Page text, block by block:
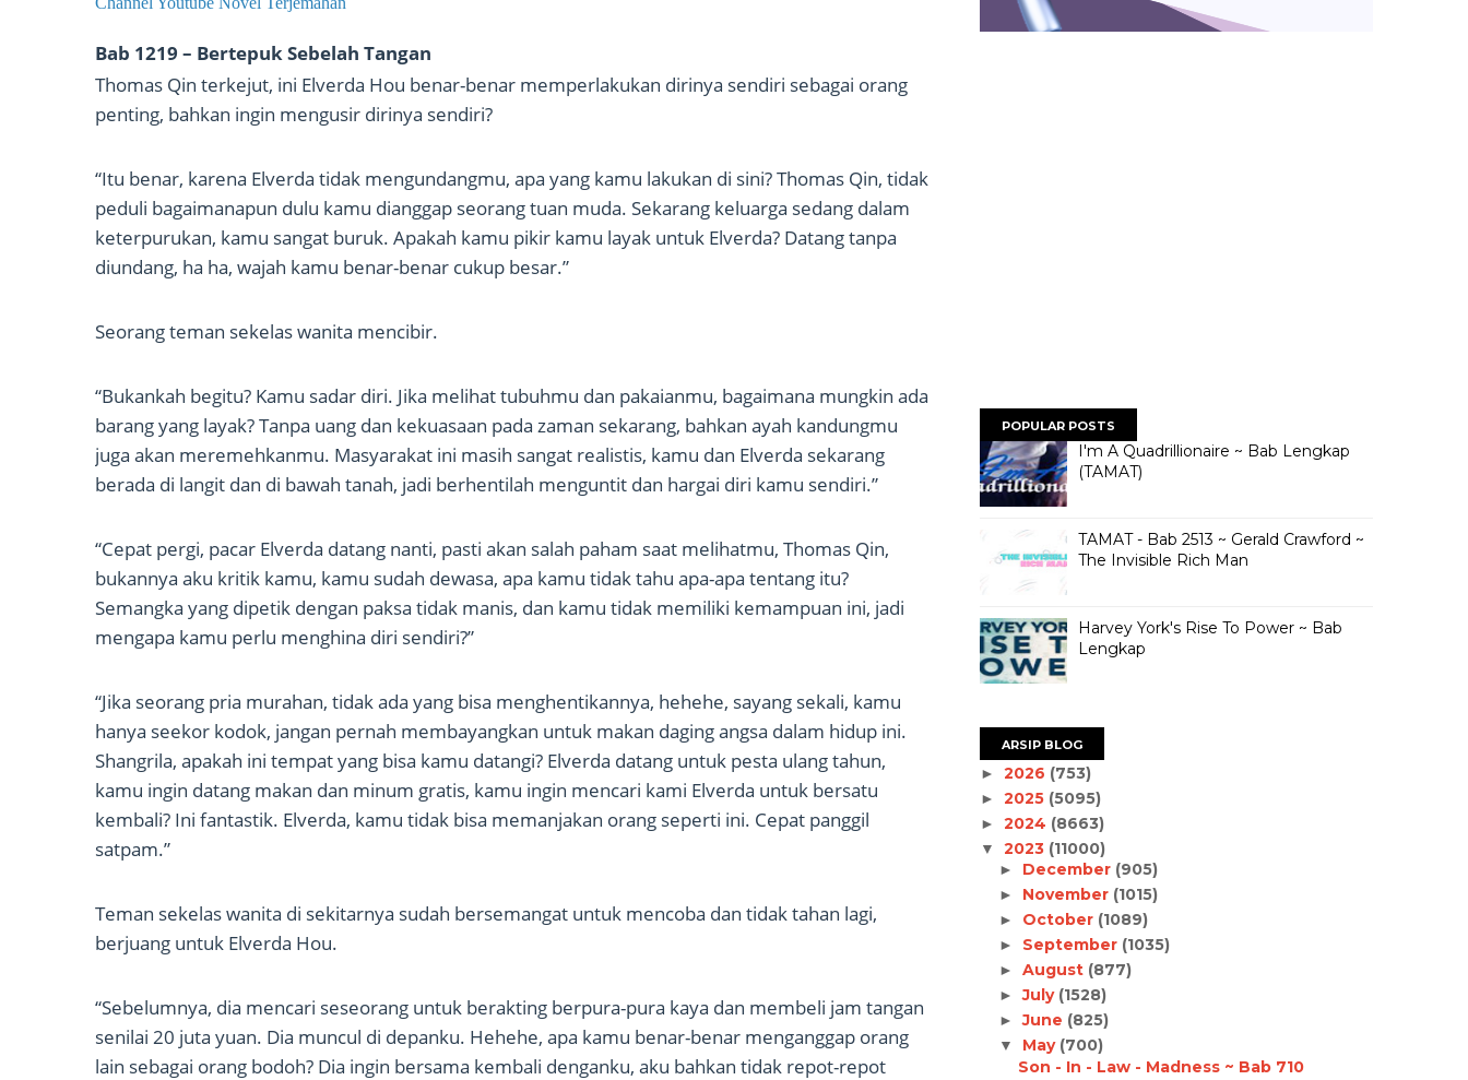
Bab 1219 – Bertepuk Sebelah Tangan
Thomas Qin terkejut, ini Elverda Hou benar-benar memperlakukan dirinya sendiri sebagai orang
penting, bahkan ingin mengusir dirinya sendiri?
“Itu benar, karena Elverda tidak mengundangmu, apa yang kamu lakukan di sini? Thomas Qin, tidak
peduli bagaimanapun dulu kamu dianggap seorang tuan muda. Sekarang keluarga sedang dalam
keterpurukan, kamu sangat buruk. Apakah kamu pikir kamu layak untuk Elverda? Datang tanpa
diundang, ha ha, wajah kamu benar-benar cukup besar.”
Seorang teman sekelas wanita mencibir.
“Bukankah begitu? Kamu sadar diri. Jika melihat tubuhmu dan pakaianmu, bagaimana mungkin ada
barang yang layak? Tanpa uang dan kekuasaan pada zaman sekarang, bahkan ayah kandungmu
juga akan meremehkanmu. Masyarakat ini masih sangat realistis, kamu dan Elverda sekarang
berada di langit dan di bawah tanah, jadi berhentilah menguntit dan hargai diri kamu sendiri.”
“Cepat pergi, pacar Elverda datang nanti, pasti akan salah paham saat melihatmu, Thomas Qin,
bukannya aku kritik kamu, kamu sudah dewasa, apa kamu tidak tahu apa-apa tentang itu?
Semangka yang dipetik dengan paksa tidak manis, dan kamu tidak memiliki kemampuan ini, jadi
mengapa kamu perlu menghina diri sendiri?”
“Jika seorang pria murahan, tidak ada yang bisa menghentikannya, hehehe, sayang sekali, kamu
hanya seekor kodok, jangan pernah membayangkan untuk makan daging angsa dalam hidup ini.
Shangrila, apakah ini tempat yang bisa kamu datangi? Elverda datang untuk pesta ulang tahun,
kamu ingin datang makan dan minum gratis, kamu ingin mencari kami Elverda untuk bersatu
kembali? Ini fantastik. Elverda, kamu tidak bisa memanjakan orang seperti ini. Cepat panggil
satpam.”
Teman sekelas wanita di sekitarnya sudah bersemangat untuk mencoba dan tidak tahan lagi,
berjuang untuk Elverda Hou.
“Sebelumnya, dia mencari seseorang untuk berakting berpura-pura kaya dan membeli jam tangan
senilai 20 juta yuan. Dia muncul di depanku. Hehehe, apa kamu benar-benar menganggap orang
lain sebagai orang bodoh? Dia ingin bersama kembali denganku, aku bahkan tidak repot-repot
POPULAR POSTS
I'm A Quadrillionaire ~ Bab Lengkap
(TAMAT)
TAMAT - Bab 2513 ~ Gerald Crawford ~
The Invisible Rich Man
Harvey York's Rise To Power ~ Bab
Lengkap
ARSIP BLOG
► 2026 (753)
► 2025 (5095)
► 2024 (8663)
▼ 2023 (11000)
► December (905)
► November (1015)
► October (1089)
► September (1035)
► August (877)
►July (1528)
►June (825)
▼ May (700)
Son - In - Law - Madness ~ Bab 710